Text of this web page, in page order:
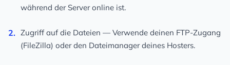
während der Server online ist.
Zugriff auf die Dateien — Verwende deinen FTP-Zugang
(FileZilla) oder den Dateimanager deines Hosters.